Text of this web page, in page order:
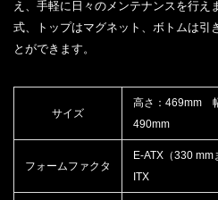
え、手軽に日々のメンテナンスを行え
式、トップはマグネット、ボトムは引
とができます。
サイズ
高さ：469mm
490mm
フォームファクタ
E-ATX（330 mm
ITX